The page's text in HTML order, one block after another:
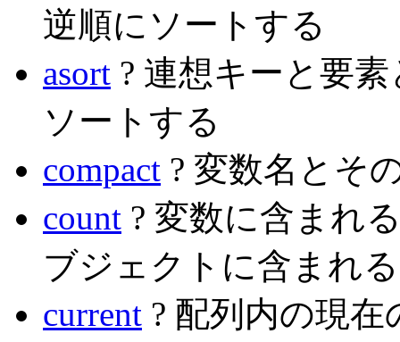
逆順にソートする
asort ? 連想キーと要
ソートする
compact ? 変数名とそ
count ? 変数に含まれ
ブジェクトに含まれ
current ? 配列内の現